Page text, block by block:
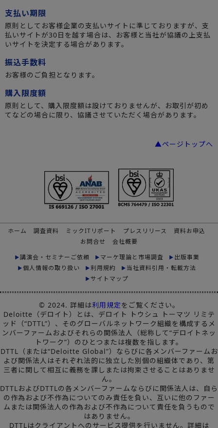
支払い期限
原則としてお客様企業の支払いサイトに準じておりますが、支
払いサイトが30日を越す場合は、お客様と当社が協議の上支払
いサイトを決定する場合があります。
振込手数料
お客様のご負担となります。
購入限度額
原則として、購入限度額は設けておりませんが、お取引が初め
てなどの場合に限り、協議させていただく場合があります。
▲ページトップへ
ホーム 調査資料 ミックITリポート プレスリリース
資料お申込
お問合せ
会社概要
講演会・セミナーご依頼
マーケ理論と市場調査
出版事業
個人情報の取り扱い
利用規約
当社資料引用・転載方法
サイトマップ
© 2024. 詳細は利用規定をご覧ください。
Deloitte（デロイト）とは、デロイト トウシュ トーマツ リミテ
ッド（“DTTL”）、そのグローバルネットワーク組織を構成するメ
ンバーファームおよびそれらの関係法人（総称して“デロイトネッ
トワーク”）のひとつまたは複数を指します。
DTTL（または“Deloitte Global”）ならびに各メンバーファームお
よび関係法人はそれぞれ法的に独立した別個の組織体であり、第
三者に関して相互に義務を課しまたは拘束させることはありませ
ん。
DTTLおよびDTTLの各メンバーファームならびに関係法人は、自ら
の作為および不作為についてのみ責任を負い、互いに他のファー
ムまたは関係法人の作為および不作為について責任を負うもので
はありません。
DTTLはクライアントへのサービス提供を行いません。詳細は